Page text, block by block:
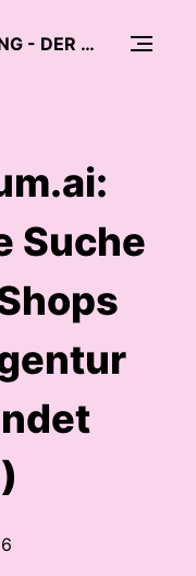
HAPPY BOOTSTRAPPING - DER PODCAST FÜR GRÜNDER:INNEN UND BOOTSTRAPPER
Suche